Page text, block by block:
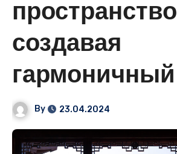
создавая
By 23.04.2024